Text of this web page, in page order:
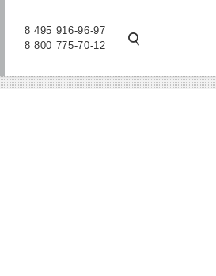
8 495 916-96-97
8 800 775-70-12